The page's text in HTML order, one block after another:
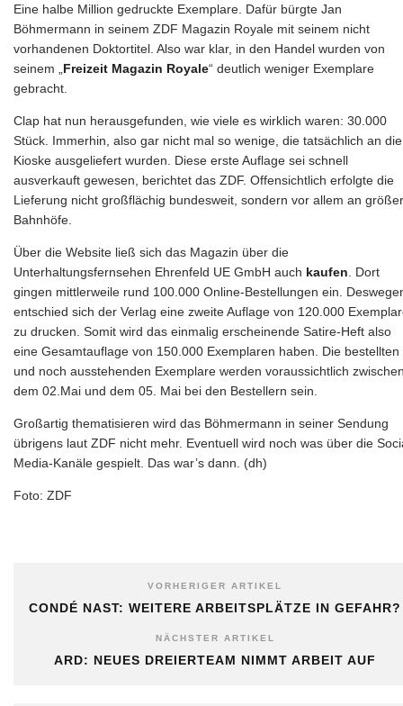
Eine halbe Million gedruckte Exemplare. Dafür bürgte Jan
Böhmermann in seinem ZDF Magazin Royale mit seinem nicht
vorhandenen Doktortitel. Also war klar, in den Handel wurden von
seinem „ Freizeit Magazin Royale“ deutlich weniger Exemplare
gebracht.
Clap hat nun herausgefunden, wie viele es wirklich waren: 30.000
Stück. Immerhin, also gar nicht mal so wenige, die tatsächlich an die
Kioske ausgeliefert wurden. Diese erste Auflage sei schnell
ausverkauft gewesen, berichtet das ZDF. Offensichtlich erfolgte die
Lieferung nicht großflächig bundesweit, sondern vor allem an
Bahnhöfe.
Über die Website ließ sich das Magazin über die
Unterhaltungsfernsehen Ehrenfeld UE GmbH auch kaufen . Dort
gingen mittlerweile rund 100.000 Online-Bestellungen ein.
entschied sich der Verlag eine zweite Auflage von 120.000
zu drucken. Somit wird das einmalig erscheinende Satire-Heft also
eine Gesamtauflage von 150.000 Exemplaren haben. Die bestellten
und noch ausstehenden Exemplare werden voraussichtlich
dem 02.Mai und dem 05. Mai bei den Bestellern sein.
Großartig thematisieren wird das Böhmermann in seiner Sendung
übrigens laut ZDF nicht mehr. Eventuell wird noch was über die
Media-Kanäle gespielt. Das war’s dann. (dh)
Foto: ZDF
VORHERIGER ARTIKEL
CONDÉ NAST: WEITERE ARBEITSPLÄTZE IN GEFAHR?
NÄCHSTER ARTIKEL
ARD: NEUES DREIERTEAM NIMMT ARBEIT AUF